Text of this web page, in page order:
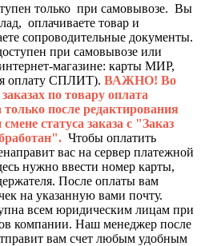
только при самовывозе. Вы
оплачиваете товар и
сопроводительные документы.
при самовывозе или
магазине: карты МИР,
оплату СПЛИТ). ВАЖНО! Во
по товару оплата
только после редактирования
статуса заказа с "Заказ
Чтобы оплатить
вас на сервер платежной
нужно ввести номер карты,
После оплаты вам
на указанную вами почту.
всем юридическим лицам при
компании. Наш менеджер после
вам счет любым удобным